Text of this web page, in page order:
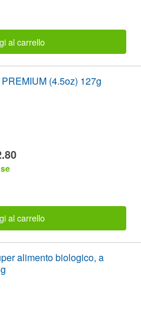
al carrello
(4.5oz) 127g
al carrello
alimento biologico, a